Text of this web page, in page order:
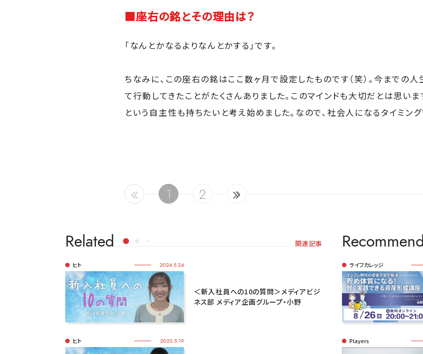
■座右の銘とその理由は？
「なんとかなるよりなんとかする」です。
ちなみに、この座右の銘はここ数ヶ月で設定したものです（笑）。今までの人
て行動してきたことがたくさんありました。このマインドも大切だとは思いま
という自主性も持ちたいと考え始めました。なので、社会人になるタイミン
1 2
Related 関連記事
ヒト 2024.5.24
＜新入社員への10の質問＞メディアビジ
ネス部 メディア企画グループ・小野
ヒト 2023.5.19
Recommend
ライフカレッジ
Players